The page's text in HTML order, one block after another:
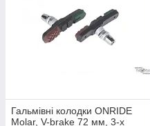
Гальмівні колодки ONRIDE
Molar, V-brake 72 мм, 3-х